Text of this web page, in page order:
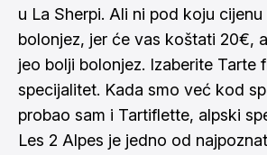
u La Sherpi. Ali ni pod koju
bolonjez, jer će vas koštati 20€,
jeo bolji bolonjez. Izaberite Tarte
specijalitet. Kada smo već kod
probao sam i Tartiflette, alpski
Les 2 Alpes je jedno od